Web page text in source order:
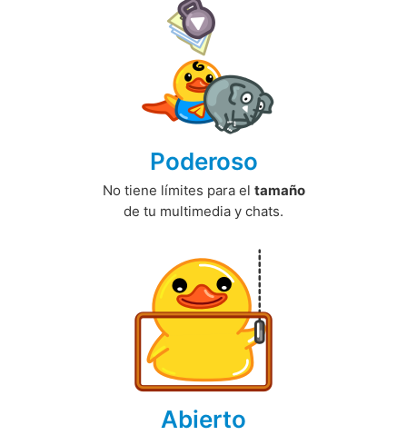
Poderoso
No tiene límites para el tamaño
de tu multimedia y chats.
Abierto